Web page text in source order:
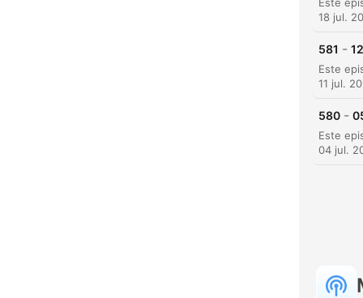
18 jul.
581 -
11 jul.
580 -
04 jul.